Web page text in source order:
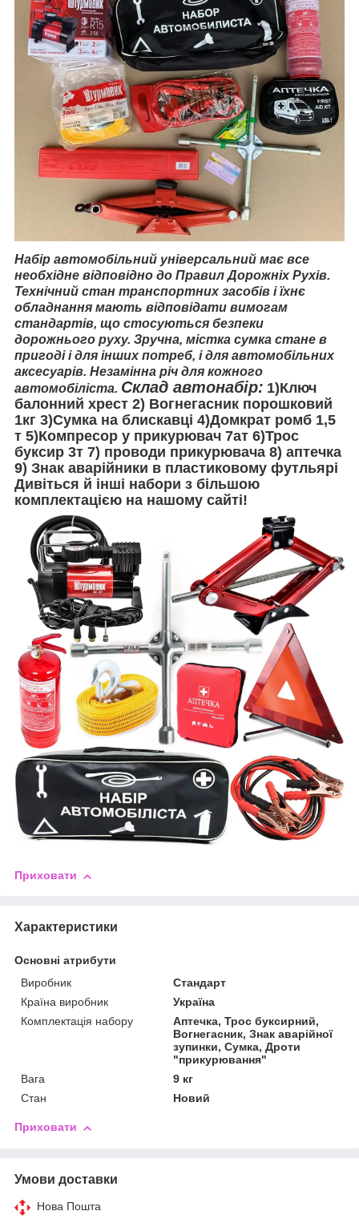
Набір автомобільний універсальний має все
необхідне відповідно до Правил Дорожніх Рухів.
Технічний стан транспортних засобів і їхнє
обладнання мають відповідати вимогам
стандартів, що стосуються безпеки
дорожнього руху. Зручна, містка сумка стане в
пригоді і для інших потреб, і для автомобільних
аксесуарів. Незамінна річ для кожного
автомобіліста. Склад автонабір: 1)Ключ
балонний хрест 2) Вогнегасник порошковий
1кг 3)Сумка на блискавці 4)Домкрат ромб 1,5
т 5)Компресор у прикурювач 7ат 6)Трос
буксир 3т 7) проводи прикурювача 8) аптечка
9) Знак аварійники в пластиковому футльярі
Дивіться й інші набори з більшою
комплектацією на нашому сайті!
Приховати
Характеристики
Основні атрибути
Виробник
Стандарт
Країна виробник
Україна
Комплектація набору
Аптечка, Трос буксирний,
Вогнегасник, Знак аварійної
зупинки, Сумка, Дроти
"прикурювання"
Вага
9 кг
Стан
Новий
Приховати
Умови доставки
Нова Пошта